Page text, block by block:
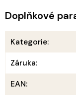
Doplňkové
Kategorie:
Záruka:
EAN: